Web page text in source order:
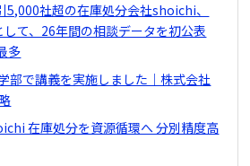
5,000社超の在庫処分会社shoichi、
て、26年間の相談データを初公表
多
部で講義を実施しました｜株式会社
在庫処分を資源循環へ 分別精度高